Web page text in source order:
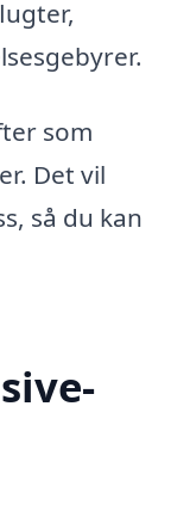
som
Det vil
så du kan